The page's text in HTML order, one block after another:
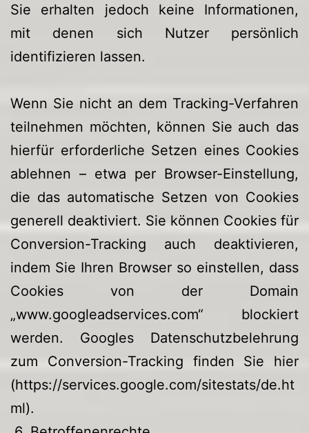
Sie erhalten jedoch keine Informationen,
mit denen sich Nutzer persönlich
identifizieren lassen.
Wenn Sie nicht an dem Tracking-Verfahren
teilnehmen möchten, können Sie auch das
hierfür erforderliche Setzen eines Cookies
ablehnen – etwa per Browser-Einstellung,
die das automatische Setzen von Cookies
generell deaktiviert. Sie können Cookies für
Conversion-Tracking auch deaktivieren,
indem Sie Ihren Browser so einstellen, dass
Cookies von der Domain
„www.googleadservices.com“ blockiert
werden. Googles Datenschutzbelehrung
zum Conversion-Tracking finden Sie hier
(https://services.google.com/sitestats/de.ht
ml).